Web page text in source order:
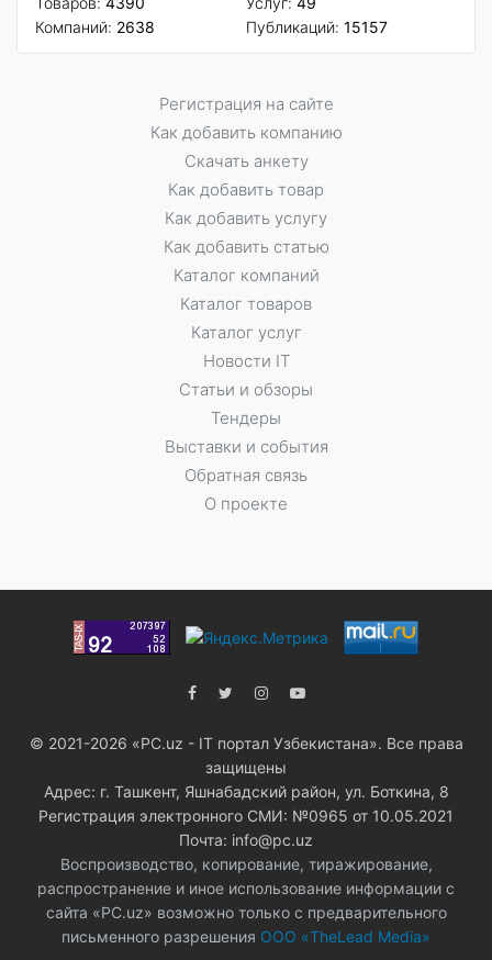
Компаний: 2638
Публикаций: 15157
Регистрация на сайте
Как добавить компанию
Скачать анкету
Как добавить товар
Как добавить услугу
Как добавить статью
Каталог компаний
Каталог товаров
Каталог услуг
Новости IT
Статьи и обзоры
Тендеры
Выставки и события
Обратная связь
О проекте
© 2021-2026 «PC.uz - IT портал Узбекистана». Все права
защищены
Адрес: г. Ташкент, Яшнабадский район, ул. Боткина, 8
Регистрация электронного СМИ: №0965 от 10.05.2021
Почта: info@pc.uz
Воспроизводство, копирование, тиражирование,
распространение и иное использование информации с
сайта «PC.uz» возможно только с предварительного
письменного разрешения ООО «TheLead Media»